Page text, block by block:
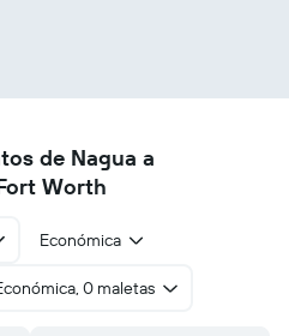
de Nagua a
Worth
Económica
0 maletas